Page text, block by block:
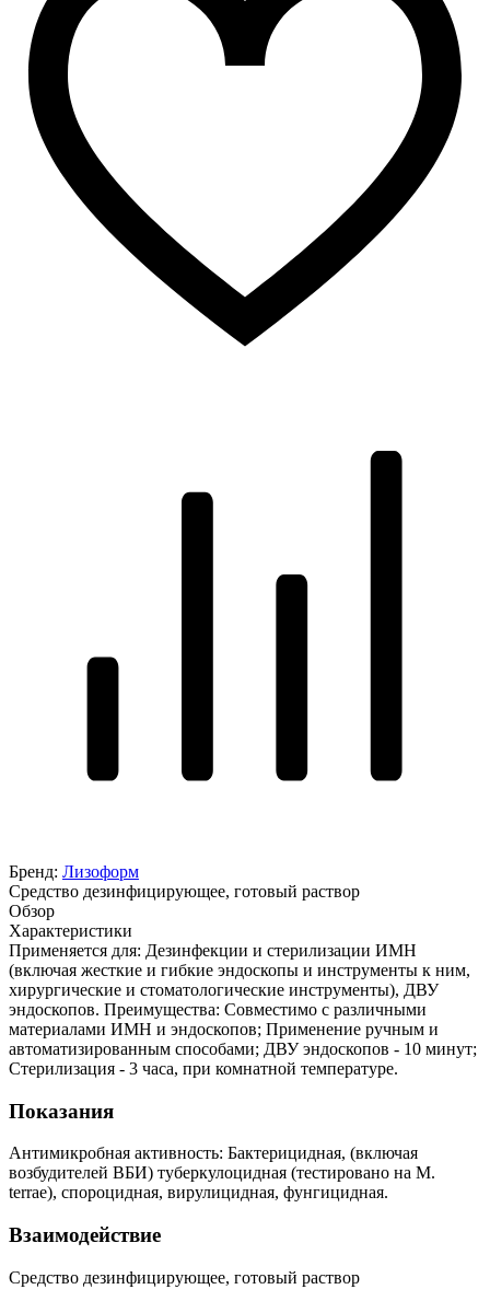
Бренд: Лизоформ
Средство дезинфицирующее, готовый раствор
Обзор
Характеристики
Применяется для: Дезинфекции и стерилизации ИМН
(включая жесткие и гибкие эндоскопы и инструменты к ним,
хирургические и стоматологические инструменты), ДВУ
эндоскопов. Преимущества: Совместимо с различными
материалами ИМН и эндоскопов; Применение ручным и
автоматизированным способами; ДВУ эндоскопов - 10 минут;
Стерилизация - 3 часа, при комнатной температуре.
Показания
Антимикробная активность: Бактерицидная, (включая
возбудителей ВБИ) туберкулоцидная (тестировано на M.
terrae), спороцидная, вирулицидная, фунгицидная.
Взаимодействие
Средство дезинфицирующее, готовый раствор